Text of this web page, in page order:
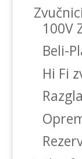
Zvučnici
100V
Beli-
Hi Fi